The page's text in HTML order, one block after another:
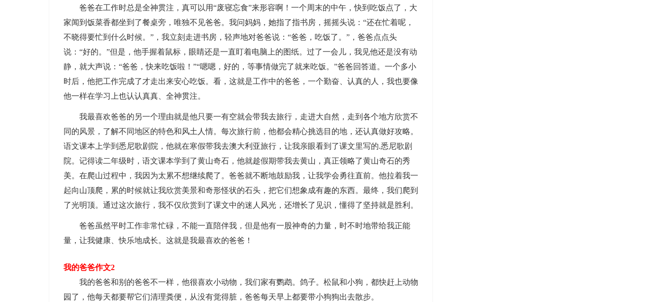
爸爸在工作时总是全神贯注，真可以用“废寝忘食”来形容啊！一个周末的中午，快到吃饭点了，大
家闻到饭菜香都坐到了餐桌旁，唯独不见爸爸。我问妈妈，她指了指书房，摇摇头说：“还在忙着呢，
不晓得要忙到什么时候。”，我立刻走进书房，轻声地对爸爸说：“爸爸，吃饭了。”，爸爸点点头
说：“好的。”但是，他手握着鼠标，眼睛还是一直盯着电脑上的图纸。过了一会儿，我见他还是没有动
静，就大声说：“爸爸，快来吃饭啦！”“嗯嗯，好的，等事情做完了就来吃饭。”爸爸回答道。一个多小
时后，他把工作完成了才走出来安心吃饭。看，这就是工作中的爸爸，一个勤奋、认真的人，我也要像
他一样在学习上也认认真真、全神贯注。
我最喜欢爸爸的另一个理由就是他只要一有空就会带我去旅行，走进大自然，走到各个地方欣赏不
同的风景，了解不同地区的特色和风土人情。每次旅行前，他都会精心挑选目的地，还认真做好攻略。
语文课本上学到悉尼歌剧院，他就在寒假带我去澳大利亚旅行，让我亲眼看到了课文里写的.悉尼歌剧
院。记得读二年级时，语文课本学到了黄山奇石，他就趁假期带我去黄山，真正领略了黄山奇石的秀
美。在爬山过程中，我因为太累不想继续爬了。爸爸就不断地鼓励我，让我学会勇往直前。他拉着我一
起向山顶爬，累的时候就让我欣赏美景和奇形怪状的石头，把它们想象成有趣的东西。最终，我们爬到
了光明顶。通过这次旅行，我不仅欣赏到了课文中的迷人风光，还增长了见识，懂得了坚持就是胜利。
爸爸虽然平时工作非常忙碌，不能一直陪伴我，但是他有一股神奇的力量，时不时地带给我正能
量，让我健康、快乐地成长。这就是我最喜欢的爸爸！
我的爸爸作文2
我的爸爸和别的爸爸不一样，他很喜欢小动物，我们家有鹦鹉。鸽子。松鼠和小狗，都快赶上动物
园了，他每天都要帮它们清理粪便，从没有觉得脏，爸爸每天早上都要带小狗狗出去散步。